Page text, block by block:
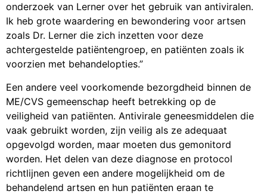
onderzoek van Lerner over het gebruik van antiviralen.
Ik heb grote waardering en bewondering voor artsen
zoals Dr. Lerner die zich inzetten voor deze
achtergestelde patiëntengroep, en patiënten zoals ik
voorzien met behandelopties.”
Een andere veel voorkomende bezorgdheid binnen de
ME/CVS gemeenschap heeft betrekking op de
veiligheid van patiënten. Antivirale geneesmiddelen die
vaak gebruikt worden, zijn veilig als ze adequaat
opgevolgd worden, maar moeten dus gemonitord
worden. Het delen van deze diagnose en protocol
richtlijnen geven een andere mogelijkheid om de
behandelend artsen en hun patiënten eraan te